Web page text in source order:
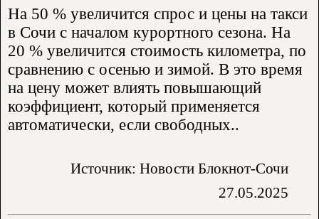
На 50 % увеличится спрос и цены на такси
в Сочи с началом курортного сезона. На
20 % увеличится стоимость километра, по
сравнению с осенью и зимой. В это время
на цену может влиять повышающий
коэффициент, который применяется
автоматически, если свободных..
Источник: Новости Блокнот-Сочи
27.05.2025